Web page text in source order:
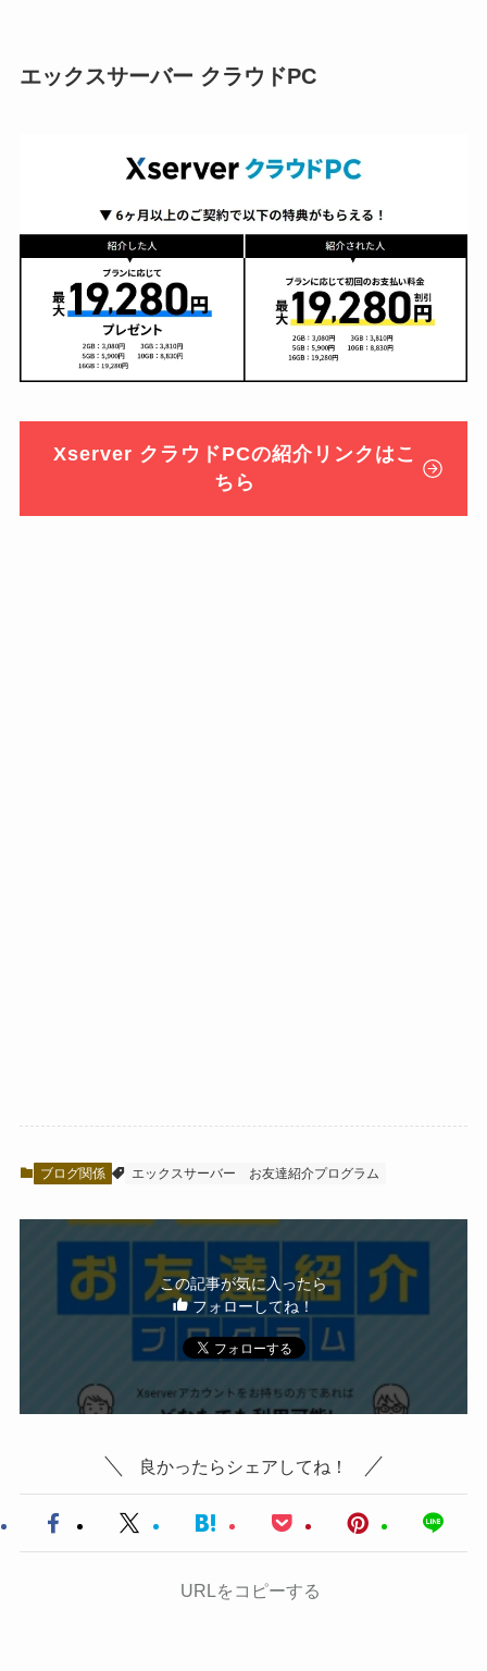
エックスサーバー クラウドPC
Xserver クラウドPCの紹介リンクはこ
ちら
ブログ関係 エックスサーバー お友達紹介プログラム
この記事が気に入ったら
フォローしてね！
良かったらシェアしてね！
URLをコピーする